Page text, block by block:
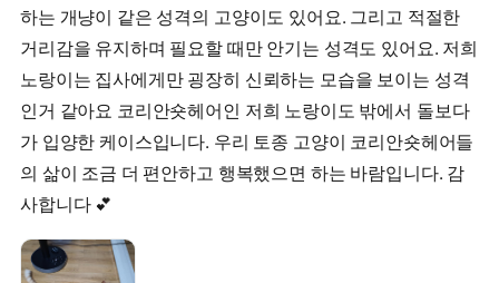
하는 개냥이 같은 성격의 고양이도 있어요. 그리고 적절한
거리감을 유지하며 필요할 때만 안기는 성격도 있어요. 저희
노랑이는 집사에게만 굉장히 신뢰하는 모습을 보이는 성격
인거 같아요 코리안숏헤어인 저희 노랑이도 밖에서 돌보다
가 입양한 케이스입니다. 우리 토종 고양이 코리안숏헤어들
의 삶이 조금 더 편안하고 행복했으면 하는 바람입니다. 감
사합니다 💕